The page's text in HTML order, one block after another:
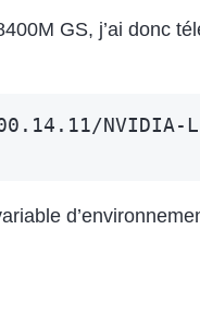
GS, j’ai donc
NVIDIA-